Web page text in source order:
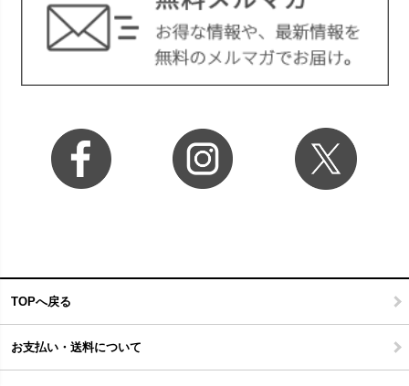
TOPへ戻る
お支払い・送料について